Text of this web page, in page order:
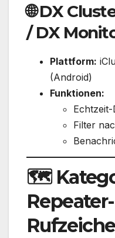
🌐DX
/ DX
Plattform:
(Android)
Funktionen:
Echtzeit-
Filter
🗺️